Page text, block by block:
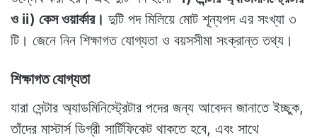
ও ii) কেস ওয়ার্কার। দুটি পদ মিলিয়ে মোট শূন্যপদ এর সংখ্যা ৩
টি। জেনে নিন শিক্ষাগত যোগ্যতা ও বয়সসীমা সংক্রান্ত তথ্য।
শিক্ষাগত যোগ্যতা
যারা সেন্টার অ্যাডমিনিস্ট্রেটার পদের জন্য আবেদন জানাতে ইচ্ছুক,
তাঁদের মাস্টার্স ডিগ্রী সার্টিফিকেট থাকতে হবে, এবং সাথে